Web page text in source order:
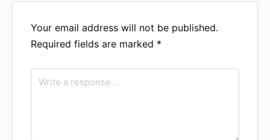
Your email address will not be published.
Required fields are marked *